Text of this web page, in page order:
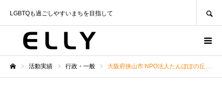
LGBTQも過ごしやすいまちを目指して
活動実績 行政・一般 大阪府挟山市 NPO法人たんぽぽの丘 /一般向け